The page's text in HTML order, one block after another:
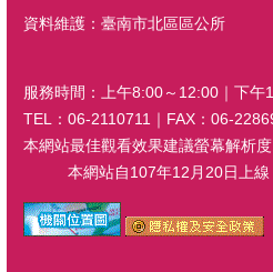
資料維護：臺南市北區區公所
服務時間：上午8:00～12:00｜下午
TEL：06-2110711｜FAX：06-
本網站最佳觀看效果建議螢幕解析
本網站自107年12月20日上線